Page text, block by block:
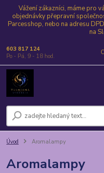
Vážení zákazníci, máme pro
objednávky přepravní
Parcesshop, nebo na adresu
na
603 817 124
Po - Pá, 9 - 18 hod.
Úvod Aromalampy
Aromalampy